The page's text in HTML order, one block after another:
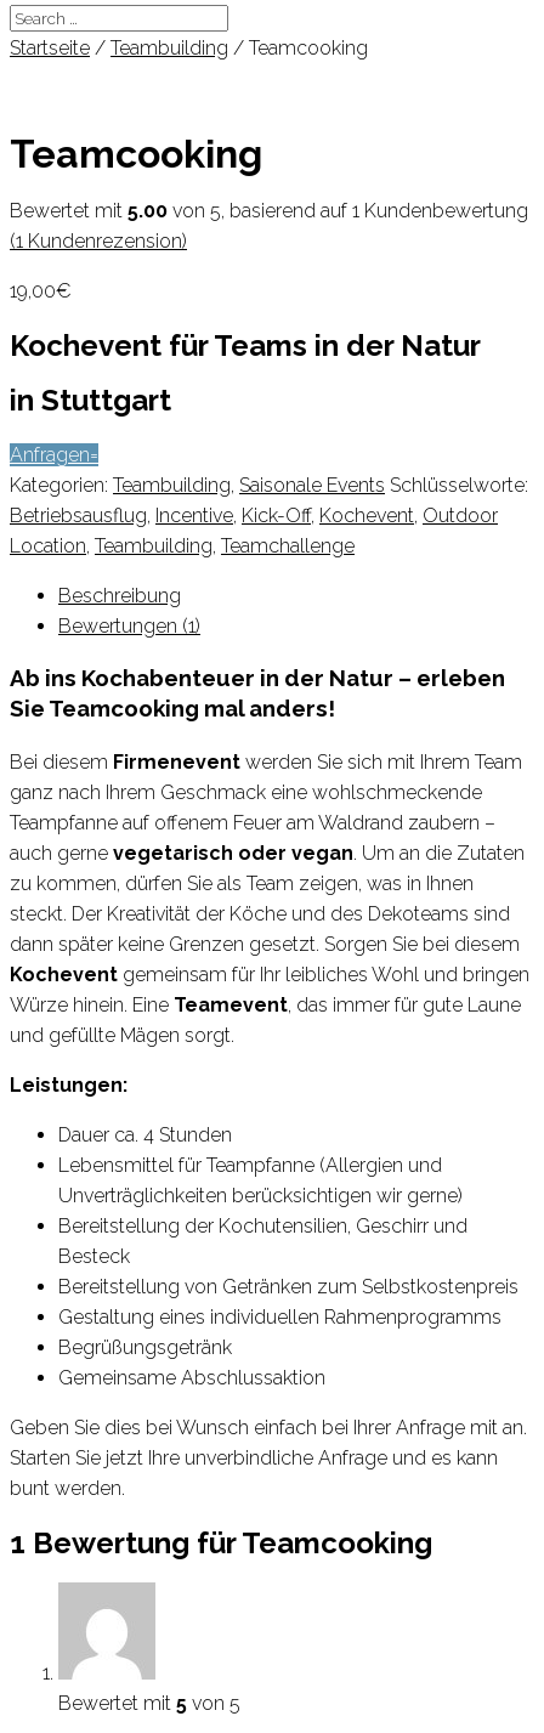
Startseite / Teambuilding / Teamcooking
Teamcooking
Bewertet mit 5.00 von 5, basierend auf 1 Kundenbewertung
(1 Kundenrezension)
19,00€
Kochevent für Teams in der Natur
in Stuttgart
Anfragen
Kategorien: Teambuilding, Saisonale Events Schlüsselworte:
Betriebsausflug, Incentive, Kick-Off, Kochevent, Outdoor
Location, Teambuilding, Teamchallenge
Beschreibung
Bewertungen (1)
Ab ins Kochabenteuer in der Natur – erleben
Sie Teamcooking mal anders!
Bei diesem Firmenevent werden Sie sich mit Ihrem Team
ganz nach Ihrem Geschmack eine wohlschmeckende
Teampfanne auf offenem Feuer am Waldrand zaubern –
auch gerne vegetarisch oder vegan. Um an die Zutaten
zu kommen, dürfen Sie als Team zeigen, was in Ihnen
steckt. Der Kreativität der Köche und des Dekoteams sind
dann später keine Grenzen gesetzt. Sorgen Sie bei diesem
Kochevent gemeinsam für Ihr leibliches Wohl und bringen
Würze hinein. Eine Teamevent, das immer für gute Laune
und gefüllte Mägen sorgt.
Leistungen:
Dauer ca. 4 Stunden
Lebensmittel für Teampfanne (Allergien und
Unverträglichkeiten berücksichtigen wir gerne)
Bereitstellung der Kochutensilien, Geschirr und
Besteck
Bereitstellung von Getränken zum Selbstkostenpreis
Gestaltung eines individuellen Rahmenprogramms
Begrüßungsgetränk
Gemeinsame Abschlussaktion
Geben Sie dies bei Wunsch einfach bei Ihrer Anfrage mit an.
Starten Sie jetzt Ihre unverbindliche Anfrage und es kann
bunt werden.
1 Bewertung fürTeamcooking
Bewertet mit 5 von 5